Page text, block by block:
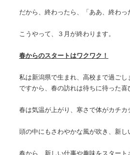
だから、終わったら、「ああ、終わっ
こうやって、３月が終わります。
春からのスタートはワクワク！
私は新潟県で生まれ、高校まで過ごし
ですから、春の訪れは待ちに待った喜
春は気温が上がり、寒さで体がカチカ
頭の中にもさわやかな風が吹き、新し
春から、新しい仕事や趣味をスタート